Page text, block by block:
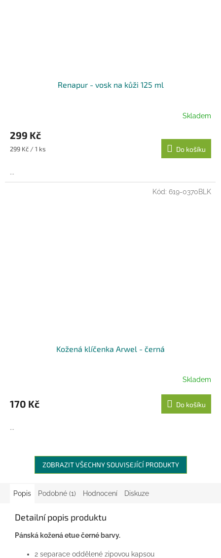
Renapur - vosk na kůži 125 ml
Skladem
299 Kč
Měrná
299 Kč / 1 ks Do košíku
...
Kožená klíčenka Arwel - černá
Skladem
170 Kč Do košíku
...
Kód: 619-0370BLK
ZOBRAZIT VŠECHNY SOUVISEJÍCÍ PRODUKTY
Popis Podobné (1) Hodnocení Diskuze
Detailní popis produktu
Pánská kožená etue černé barvy.
2 separace oddělené zipovou kapsou